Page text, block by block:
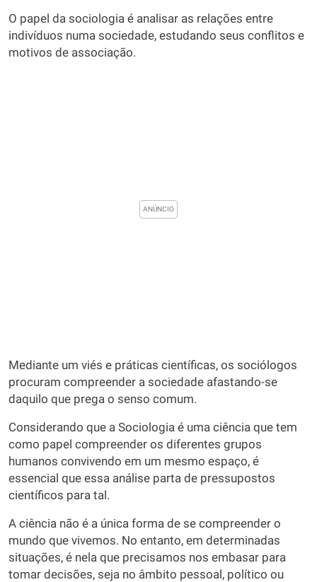
O papel da sociologia é analisar as relações entre
indivíduos numa sociedade, estudando seus conflitos e
motivos de associação.
Mediante um viés e práticas científicas, os sociólogos
procuram compreender a sociedade afastando-se
daquilo que prega o senso comum.
Considerando que a Sociologia é uma ciência que tem
como papel compreender os diferentes grupos
humanos convivendo em um mesmo espaço, é
essencial que essa análise parta de pressupostos
científicos para tal.
A ciência não é a única forma de se compreender o
mundo que vivemos. No entanto, em determinadas
situações, é nela que precisamos nos embasar para
tomar decisões, seja no âmbito pessoal, político ou